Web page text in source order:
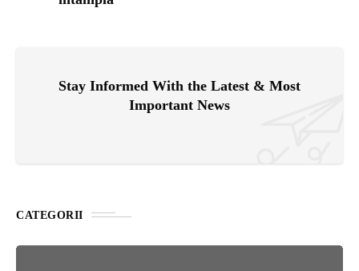
Stay Informed With the Latest & Most
Important News
CATEGORII